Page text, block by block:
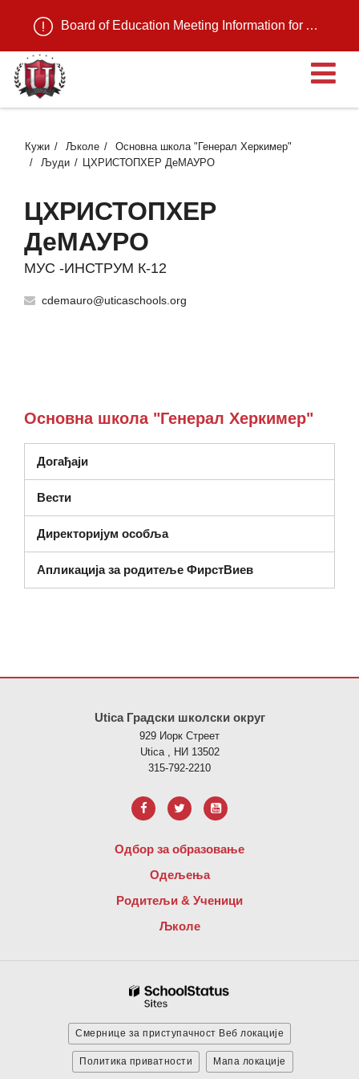
Board of Education Meeting Information for August 11, 2026
Кужи Љколе
Основна школа "Генерал Херкимер"
Људи
ЦХРИСТОПХЕР ДеМАУРО
ЦХРИСТОПХЕР
ДеМАУРО
МУС -ИНСТРУМ К-12
cdemauro@uticaschools.org
Основна школа "Генерал Херкимер"
Догађаји
Вести
Директоријум особља
Апликација за родитеље ФирстВиев
Utica Градски школски округ
929 Иорк Стреет
Utica , НИ 13502
315-792-2210
Одбор за образовање
Одељења
Родитељи & Ученици
Љколе
Смернице за приступачност Веб локације
Политика приватности Мапа локације